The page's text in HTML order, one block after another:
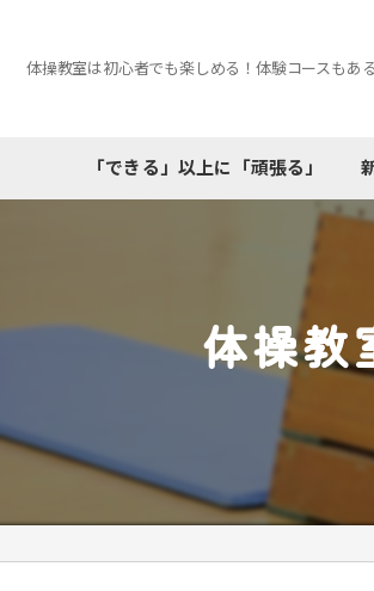
体操教室は初心者でも楽しめる！体験コースもあ
「できる」以上に「頑張る」
体操教